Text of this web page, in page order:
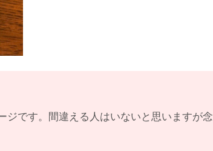
です。間違える人はいないと思いますが念